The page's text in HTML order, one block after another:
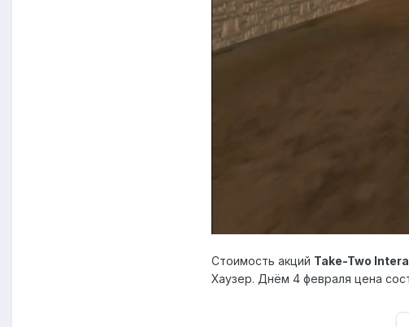
Стоимость акций Take-Two
Хаузер. Днём 4 февраля цена